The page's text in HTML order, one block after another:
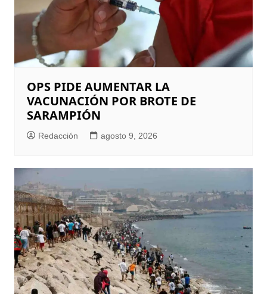
OPS PIDE AUMENTAR LA
VACUNACIÓN POR BROTE DE
SARAMPIÓN
Redacción agosto 9, 2026